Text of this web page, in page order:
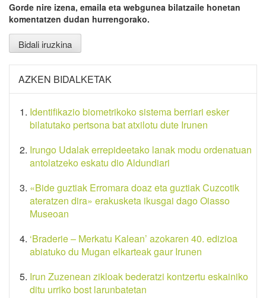
Gorde nire izena, emaila eta webgunea bilatzaile honetan
komentatzen dudan hurrengorako.
AZKEN BIDALKETAK
Identifikazio biometrikoko sistema berriari esker
bilatutako pertsona bat atxilotu dute Irunen
Irungo Udalak errepideetako lanak modu ordenatuan
antolatzeko eskatu dio Aldundiari
«Bide guztiak Erromara doaz eta guztiak Cuzcotik
ateratzen dira» erakusketa ikusgai dago Oiasso
Museoan
‘Braderie – Merkatu Kalean’ azokaren 40. edizioa
abiatuko du Mugan elkarteak gaur Irunen
Irun Zuzenean zikloak bederatzi kontzertu eskainiko
ditu urriko bost larunbatetan